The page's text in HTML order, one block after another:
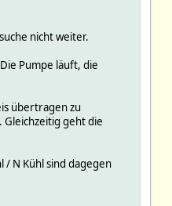
nicht weiter.
Pumpe läuft, die
übertragen zu
geht die
/ N Kühl sind dagegen